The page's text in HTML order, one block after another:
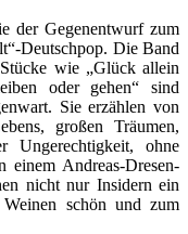
der Gegenentwurf zum
Deutschpop. Die Band
wie „Glück allein
oder gehen“ sind
Sie erzählen von
großen Träumen,
Ungerechtigkeit, ohne
Andreas-Dresen-
nicht nur Insidern ein
schön und zum